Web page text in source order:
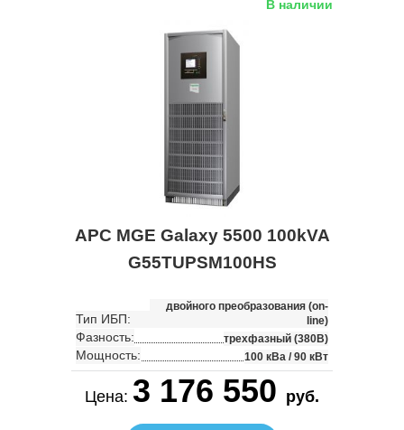
В наличии
APC MGE Galaxy 5500 100kVA
G55TUPSM100HS
Тип ИБП:
двойного преобразования (on-
line)
Фазность: трехфазный (380В)
Мощность: 100 кВа / 90 кВт
Цена: 3 176 550 руб.